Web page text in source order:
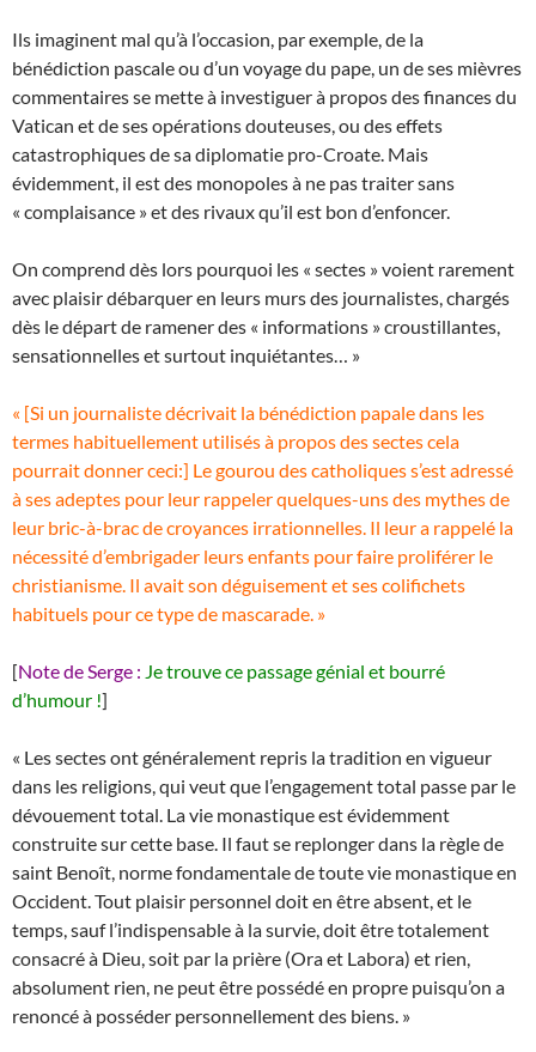
Ils imaginent mal qu’à l’occasion, par exemple, de la
bénédiction pascale ou d’un voyage du pape, un de ses mièvres
commentaires se mette à investiguer à propos des finances du
Vatican et de ses opérations douteuses, ou des effets
catastrophiques de sa diplomatie pro-Croate. Mais
évidemment, il est des monopoles à ne pas traiter sans
« complaisance » et des rivaux qu’il est bon d’enfoncer.
On comprend dès lors pourquoi les « sectes » voient rarement
avec plaisir débarquer en leurs murs des journalistes, chargés
dès le départ de ramener des « informations » croustillantes,
sensationnelles et surtout inquiétantes… »
« [Si un journaliste décrivait la bénédiction papale dans les
termes habituellement utilisés à propos des sectes cela
pourrait donner ceci:] Le gourou des catholiques s’est adressé
à ses adeptes pour leur rappeler quelques-uns des mythes de
leur bric-à-brac de croyances irrationnelles. Il leur a rappelé la
nécessité d’embrigader leurs enfants pour faire proliférer le
christianisme. Il avait son déguisement et ses colifichets
habituels pour ce type de mascarade. »
[Note de Serge : Je trouve ce passage génial et bourré
d’humour !]
« Les sectes ont généralement repris la tradition en vigueur
dans les religions, qui veut que l’engagement total passe par le
dévouement total. La vie monastique est évidemment
construite sur cette base. Il faut se replonger dans la règle de
saint Benoît, norme fondamentale de toute vie monastique en
Occident. Tout plaisir personnel doit en être absent, et le
temps, sauf l’indispensable à la survie, doit être totalement
consacré à Dieu, soit par la prière (Ora et Labora) et rien,
absolument rien, ne peut être possédé en propre puisqu’on a
renoncé à posséder personnellement des biens. »